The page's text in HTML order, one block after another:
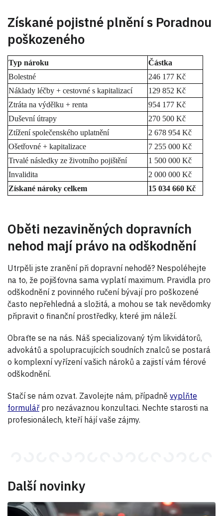
Získané pojistné plnění s Poradnou
poškozeného
Typ nároku
Částka
Bolestné
246 177 Kč
Náklady léčby + cestovné s kapitalizací
129 852 Kč
Ztráta na výdělku + renta
954 177 Kč
Duševní útrapy
270 500 Kč
Ztížení společenského uplatnění
2 678 954 Kč
Ošetřovné + kapitalizace
7 255 000 Kč
Trvalé následky ze životního pojištění
1 500 000 Kč
Invalidita
2 000 000 Kč
Získané nároky celkem
15 034 660 Kč
Oběti nezaviněných dopravních
nehod mají právo na odškodnění
Utrpěli jste zranění při dopravní nehodě? Nespoléhejte
na to, že pojišťovna sama vyplatí maximum. Pravidla pro
odškodnění z povinného ručení bývají pro poškozené
často nepřehledná a složitá, a mohou se tak nevědomky
připravit o finanční prostředky, které jim náleží.
Obraťte se na nás. Náš specializovaný tým likvidátorů,
advokátů a spolupracujících soudních znalců se postará
o komplexní vyřízení vašich nároků a zajistí vám férové
odškodnění.
Stačí se nám ozvat. Zavolejte nám, případně vyplňte
formulářpro nezávaznou konzultaci. Nechte starosti na
profesionálech, kteří hájí vaše zájmy.
Další novinky